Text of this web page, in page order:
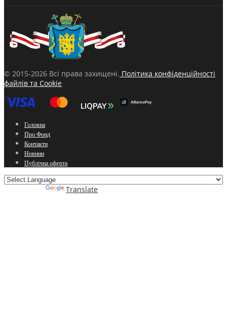
© 2015-2026 Всі права захищені. Політика конфіденційності
файлів та Cookie
Головна
Про Фонд
Контакти
Новини
Публічна оферта
Translate